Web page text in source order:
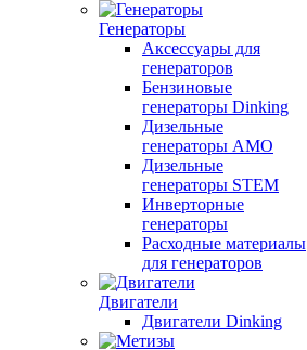
Генераторы
Аксессуары для
генераторов
Бензиновые
генераторы Dinking
Дизельные
генераторы AMO
Дизельные
генераторы STEM
Инверторные
генераторы
Расходные материалы
для генераторов
Двигатели
Двигатели Dinking